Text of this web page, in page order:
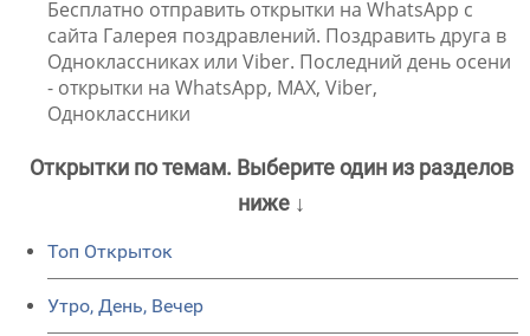
Бесплатно отправить открытки на WhatsApp с
сайта Галерея поздравлений. Поздравить друга в
Одноклассниках или Viber. Последний день осени
- открытки на WhatsApp, MAX, Viber,
Одноклассники
Открытки по темам. Выберите один из разделов
ниже ↓
Топ Открыток
Утро, День, Вечер